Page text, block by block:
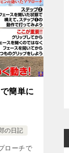
簡単に
の日記
ローチで